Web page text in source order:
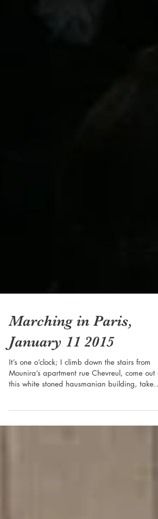
Marching in Paris,
January 11 2015
It’s one o’clock; I climb down the stairs from
this white stoned hausmanian building, take...